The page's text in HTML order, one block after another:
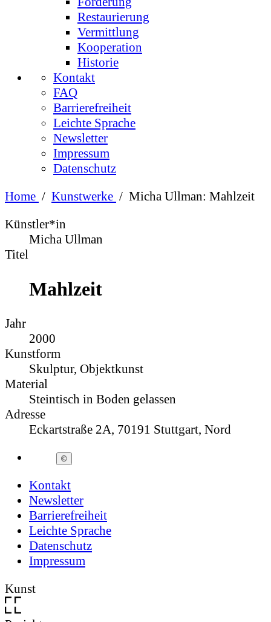
Restaurierung
Vermittlung
Kooperation
Historie
Kontakt
FAQ
Barrierefreiheit
Leichte Sprache
Newsletter
Impressum
Datenschutz
Home / Kunstwerke / Micha Ullman: Mahlzeit
Künstler*in
Micha Ullman
Titel
Mahlzeit
Jahr
2000
Kunstform
Skulptur, Objektkunst
Material
Steintisch in Boden gelassen
Adresse
Eckartstraße 2A, 70191 Stuttgart, Nord
©
Kontakt
Newsletter
Barrierefreiheit
Leichte Sprache
Datenschutz
Impressum
Kunst